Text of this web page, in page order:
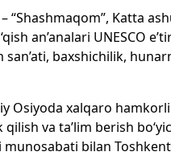
Katta
an’analari UNESCO
baxshichilik,
Osiyoda xalqaro
va ta’lim berish
bilan